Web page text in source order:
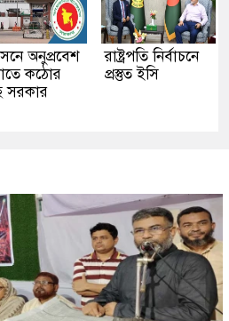
অনুপ্রবেশ
কঠোর
সরকার
রাষ্ট্রপতি নির্বাচনে
প্রস্তুত ইসি